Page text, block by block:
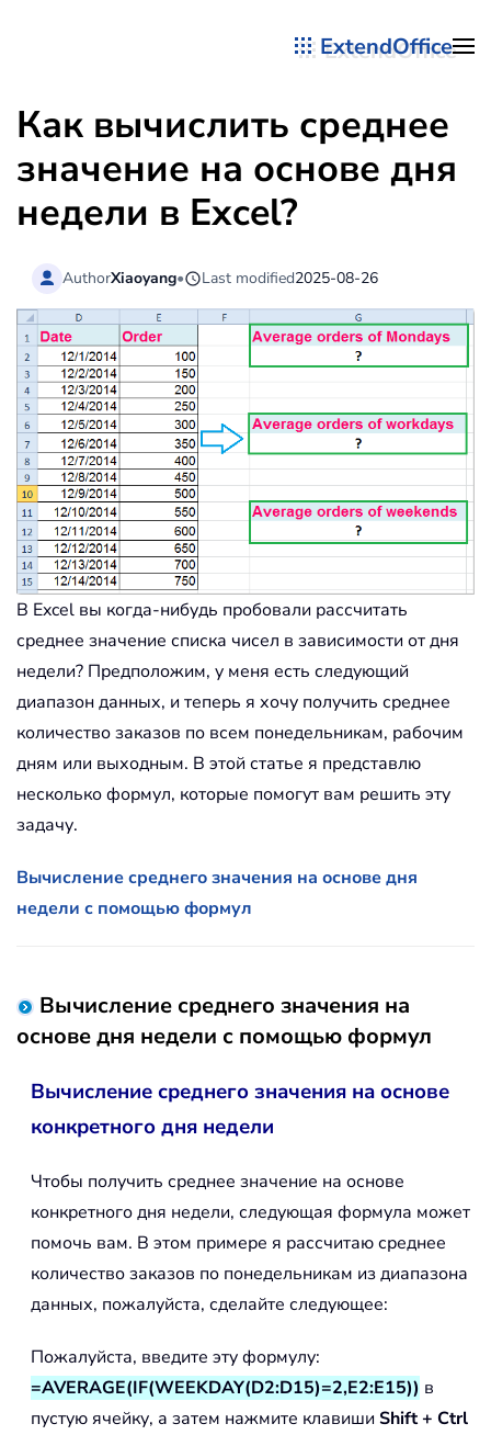
ExtendOffice
Как вычислить среднее
значение на основе дня
недели в Excel?
AuthorXiaoyang• Last modified2025-08-26
В Excel вы когда-нибудь пробовали рассчитать
среднее значение списка чисел в зависимости от дня
недели? Предположим, у меня есть следующий
диапазон данных, и теперь я хочу получить среднее
количество заказов по всем понедельникам, рабочим
дням или выходным. В этой статье я представлю
несколько формул, которые помогут вам решить эту
задачу.
Вычисление среднего значения на основе дня
недели с помощью формул
Вычисление среднего значения на
основе дня недели с помощью формул
Вычисление среднего значения на основе
конкретного дня недели
Чтобы получить среднее значение на основе
конкретного дня недели, следующая формула может
помочь вам. В этом примере я рассчитаю среднее
количество заказов по понедельникам из диапазона
данных, пожалуйста, сделайте следующее:
Пожалуйста, введите эту формулу:
=AVERAGE(IF(WEEKDAY(D2:D15)=2,E2:E15)) в
пустую ячейку, а затем нажмите клавиши Shift + Ctrl